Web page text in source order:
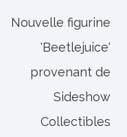
Nouvelle figurine
'Beetlejuice'
provenant de
Sideshow
Collectibles